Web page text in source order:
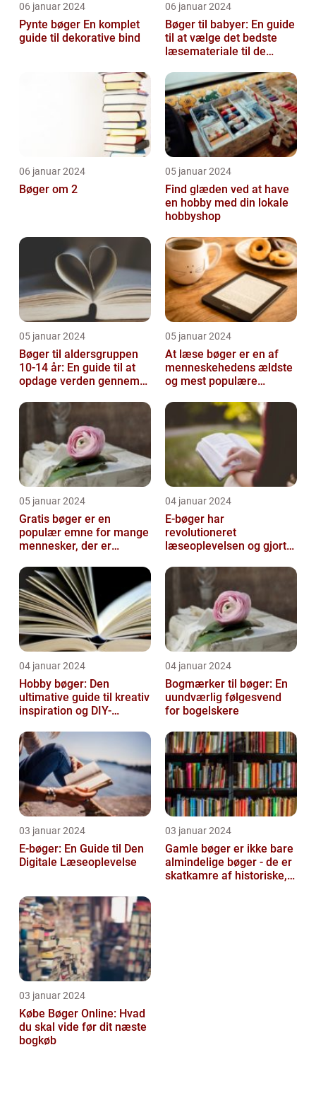
06 januar 2024
Pynte bøger En komplet
guide til dekorative bind
06 januar 2024
Bøger til babyer: En guide
til at vælge det bedste
læsemateriale til de
06 januar 2024
Bøger om 2
05 januar 2024
Find glæden ved at have
en hobby med din lokale
hobbyshop
05 januar 2024
Bøger til aldersgruppen
10-14 år: En guide til at
opdage verden gennem
05 januar 2024
At læse bøger er en af
menneskehedens ældste
og mest populære
05 januar 2024
Gratis bøger er en
populær emne for mange
mennesker, der er
men ikke ønsker ...
04 januar 2024
E-bøger har
revolutioneret
læseoplevelsen og gjort
adgang til et utal af l...
04 januar 2024
Hobby bøger: Den
ultimative guide til kreativ
inspiration og DIY-
04 januar 2024
Bogmærker til bøger: En
uundværlig følgesvend
for bogelskere
03 januar 2024
E-bøger: En Guide til Den
Digitale Læseoplevelse
03 januar 2024
Gamle bøger er ikke bare
almindelige bøger - de er
skatkamre af historiske,
03 januar 2024
Købe Bøger Online: Hvad
du skal vide før dit næste
bogkøb